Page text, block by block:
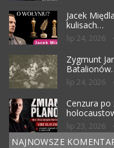
Jacek
kulisach…
lip 24, 2026
Zygmunt
lip 24, 2026
Cenzura po
lip 23, 2026
NAJNOWSZE